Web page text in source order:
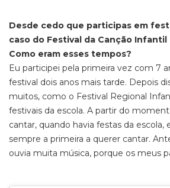
Desde cedo que participas em
caso do Festival da Canção Infantil
Como eram esses tempos?
Eu participei pela primeira vez com 7
festival dois anos mais tarde. Depois
muitos, como o Festival Regional
festivais da escola. A partir do
cantar, quando havia festas da
sempre a primeira a querer cantar.
ouvia muita música, porque os meus